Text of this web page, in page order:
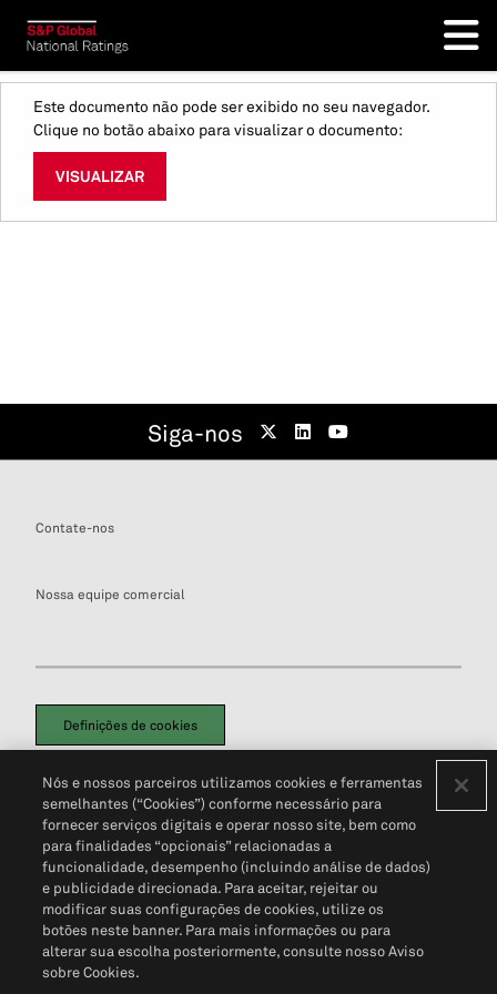
Este documento não pode ser exibido no seu navegador.
Clique no botão abaixo para visualizar o documento:
VISUALIZAR
Siga-nos
Contate-nos
Nossa equipe comercial
Definições de cookies
Política de PrivacidadePortal de privacidade do cliente (em inglês)
Não Venda Minhas Informações Pessoais© 2026 S&P Global
Nós e nossos parceiros utilizamos cookies e ferramentas
semelhantes (“Cookies”) conforme necessário para
fornecer serviços digitais e operar nosso site, bem como
para finalidades “opcionais” relacionadas a
funcionalidade, desempenho (incluindo análise de dados)
e publicidade direcionada. Para aceitar, rejeitar ou
modificar suas configurações de cookies, utilize os
botões neste banner. Para mais informações ou para
alterar sua escolha posteriormente, consulte nosso Aviso
sobre Cookies.